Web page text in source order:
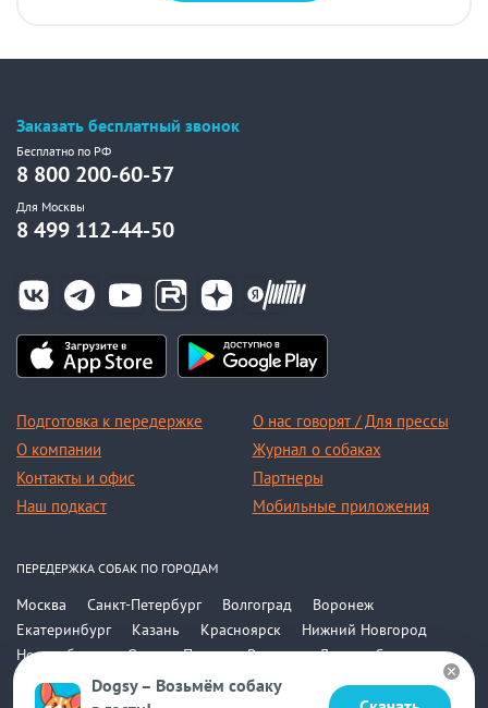
Dogsy – Возьмём собаку
Заказать бесплатный звонок
Бесплатно по РФ
8 800 200-60-57
Для Москвы
8 499 112-44-50
Подготовка к передержке
О компании
Контакты и офис
Наш подкаст
О нас говорят / Для прессы
Журнал о собаках
Партнеры
Мобильные приложения
ПЕРЕДЕРЖКА СОБАК ПО ГОРОДАМ
Москва Санкт-Петербург Волгоград
Воронеж
Екатеринбург
Казань Красноярск
Нижний Новгород
Новосибирск
Омск Пермь Ростов-на-Дону
Самара
Саратов
Уфа Челябинск Все города